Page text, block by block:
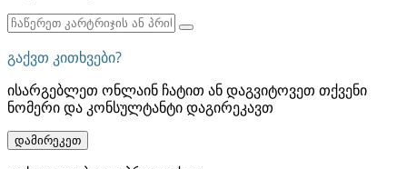
გაქვთ კითხვები?
ისარგებლეთ ონლაინ ჩატით ან დაგვიტოვეთ თქვენი
ნომერი და კონსულტანტი დაგირეკავთ
დამირეკეთ